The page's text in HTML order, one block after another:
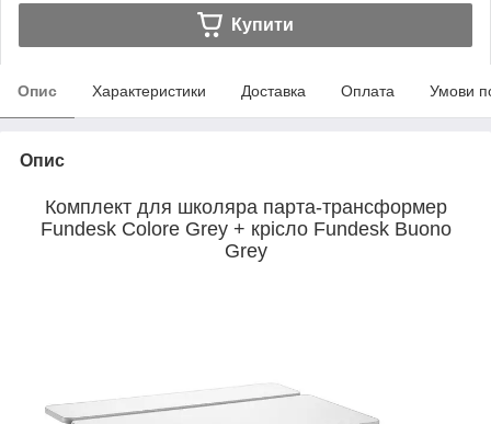
Купити
Опис Характеристики Доставка Оплата Умови
Опис
Комплект для школяра парта-трансформер
Fundesk Colore Grey + крісло Fundesk Buono
Grey